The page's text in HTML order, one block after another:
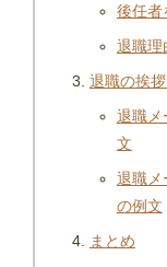
後任者
退職理
退職の挨
退職メ
文
退職メ
の例文
まとめ